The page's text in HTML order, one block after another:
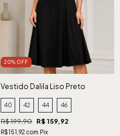
20% OFF
Vestido Dalila Liso Preto
40 42 44 46
R$ 199,90 R$ 159,92
R$151,92 com Pix